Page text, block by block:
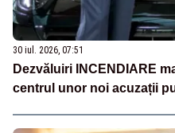
30 iul. 2026, 07:51
Dezvăluiri INCENDIARE
centrul unor noi acuzații